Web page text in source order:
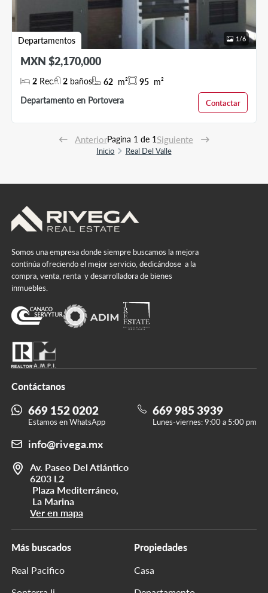
Departamentos 1 /6
MXN $2,170,000
2 Rec 2 baños 62 m² 95 m²
Departamento en Portovera
Contactar
Inicio Real Del Valle
AnteriorPagina 1 de 1Siguiente
Somos una empresa donde siempre buscamos la mejora
continúa ofreciendo el mejor servicio, dedicándose a la
compra, venta, renta y desarrolladora de bienes
inmuebles.
Más buscados
Real Pacifico
Propiedades
Casa
Contáctanos
669 152 0202
Estamos en WhatsApp
669 985 3939
Lunes-viernes: 9:00 a 5:00 pm
info@rivega.mx
Av. Paseo Del Atlántico
6203 L2
Plaza Mediterráneo,
La Marina
Ver en mapa